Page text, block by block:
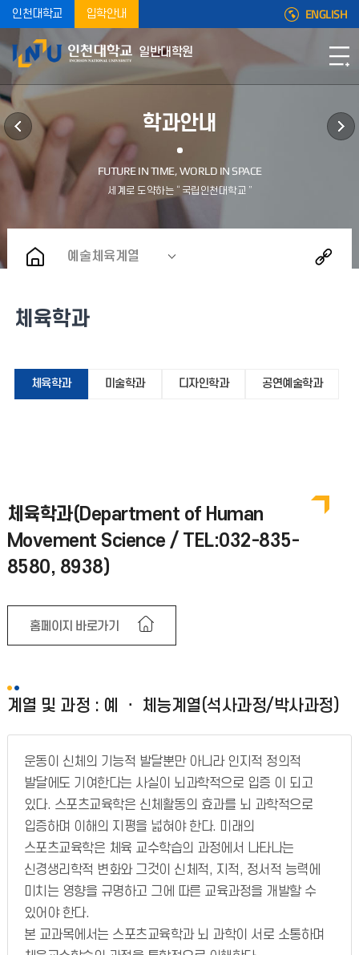
인천대학교 입학안내 ENGLISH
일반대학원
학과안내
예술체육계열
체육학과
체육학과 미술학과 디자인학과 공연예술학과
체육학과(Department of Human
Movement Science / TEL:032-835-
8580, 8938)
홈페이지 바로가기
계열 및 과정 : 예 ㆍ 체능계열(석사과정/박사과정)
운동이 신체의 기능적 발달뿐만 아니라 인지적 정의적
발달에도 기여한다는 사실이 뇌과학적으로 입증 이 되고
있다. 스포츠교육학은 신체활동의 효과를 뇌 과학적으로
입증하며 이해의 지평을 넓혀야 한다. 미래의
스포츠교육학은 체육 교수학습의 과정에서 나타나는
신경생리학적 변화와 그것이 신체적, 지적, 정서적 능력에
미치는 영향을 규명하고 그에 따른 교육과정을 개발할 수
있어야 한다.
본 교과목에서는 스포츠교육학과 뇌 과학이 서로 소통하며